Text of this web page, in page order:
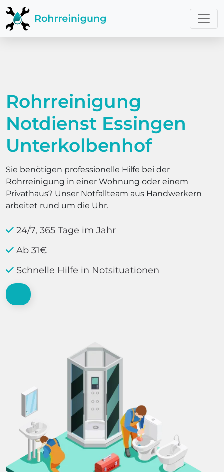
Rohrreinigung
Notdienst Essingen
Unterkolbenhof
Sie benötigen professionelle Hilfe bei der
Rohrreinigung in einer Wohnung oder einem
Privathaus? Unser Notfallteam aus Handwerkern
arbeitet rund um die Uhr.
24/7, 365 Tage im Jahr
Ab 31€
Schnelle Hilfe in Notsituationen